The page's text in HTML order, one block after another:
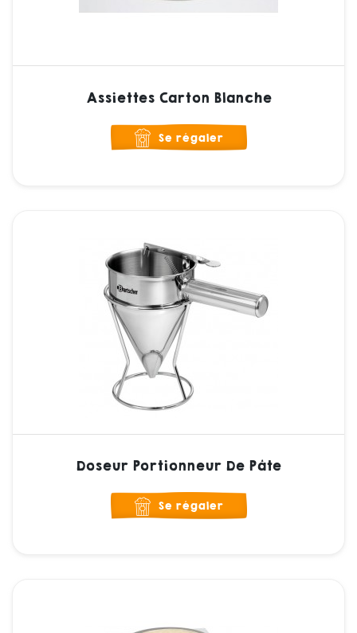
Assiettes Carton Blanche
Se régaler
Doseur Portionneur De Pâte
Se régaler